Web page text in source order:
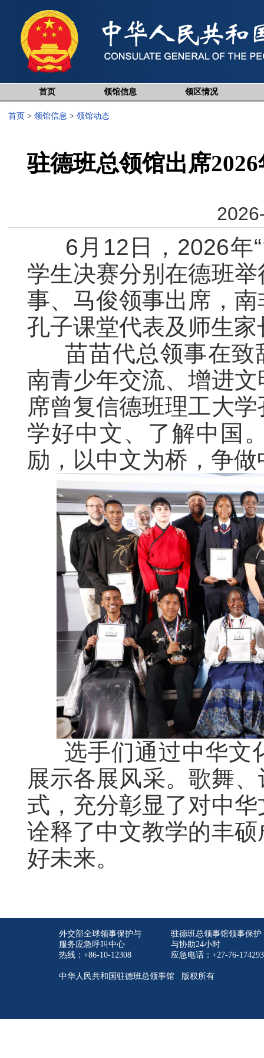
首页 领馆信息 领区情况
首页 > 领馆信息 > 领馆动态
驻德班总领馆出席
6月12日，2026年“
学生决赛分别在德班
事、马俊领事出席，
孔子课堂代表及师生
苗苗代总领事在致
南青少年交流、增进
席曾复信德班理工大
学好中文、了解中国
励，以中文为桥，争
选手们通过中华文
展示各展风采。歌舞
式，充分彰显了对中
诠释了中文教学的丰
好未来。
外交部全球领事保护与
服务应急呼叫中心
热线：+86-10-12308
驻德班总领事馆领事保护
与协助24小时
应急电话：+27-76-
中华人民共和国驻德班总领事馆 版权所有